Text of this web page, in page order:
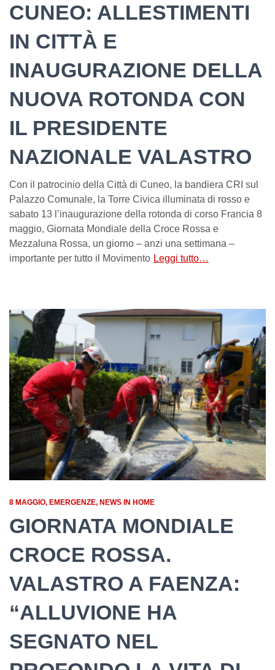
CUNEO: ALLESTIMENTI
IN CITTÀ E
INAUGURAZIONE DELLA
NUOVA ROTONDA CON
IL PRESIDENTE
NAZIONALE VALASTRO
Con il patrocinio della Città di Cuneo, la bandiera CRI sul
Palazzo Comunale, la Torre Civica illuminata di rosso e
sabato 13 l’inaugurazione della rotonda di corso Francia 8
maggio, Giornata Mondiale della Croce Rossa e
Mezzaluna Rossa, un giorno – anzi una settimana –
importante per tutto il Movimento Leggi tutto…
8 MAGGIO EMERGENZE NEWS IN HOME
GIORNATA MONDIALE
CROCE ROSSA.
VALASTRO A FAENZA:
“ALLUVIONE HA
SEGNATO NEL